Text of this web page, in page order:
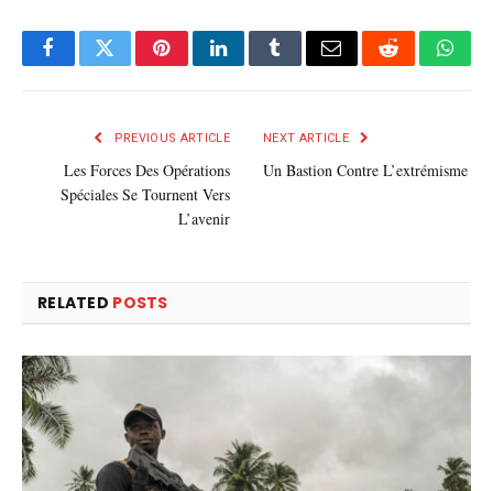
FacebookTwitterPinterestLinkedInTumblrE-
Reddit
PREVIOUS ARTICLE
Les Forces Des Opérations
Spéciales Se Tournent Vers
L’avenir
NEXT ARTICLE
Un Bastion Contre L’extrémisme
RELATED POSTS